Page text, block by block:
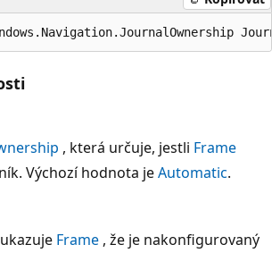
, která určuje, jestli Frame
Výchozí hodnota jeAutomatic.
Frame , že je nakonfigurovaný